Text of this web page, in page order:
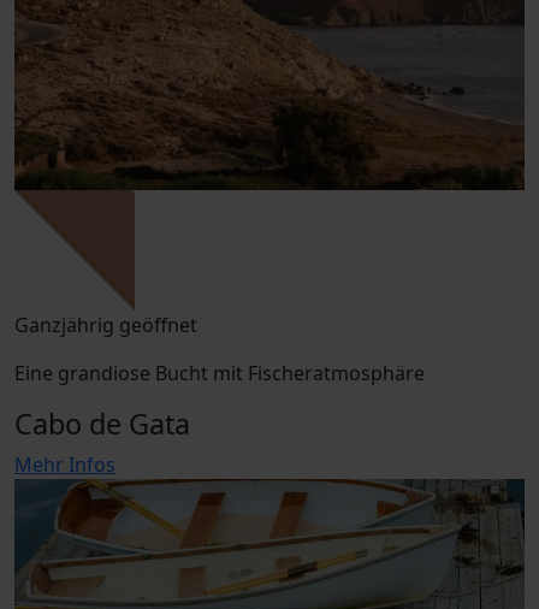
Ganzjährig geöffnet
Eine grandiose Bucht mit Fischeratmosphäre
Cabo de Gata
Mehr Infos